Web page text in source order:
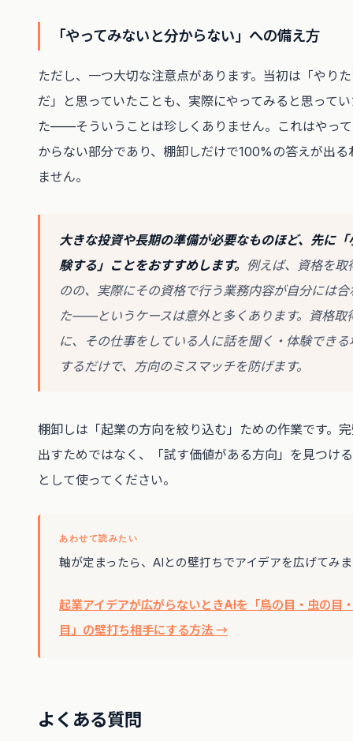
「やってみないと分からない」への備え方
ただし、一つ大切な注意点があります。当初は「やり
だ」と思っていたことも、実際にやってみると思って
た——そういうことは珍しくありません。これはやっ
からない部分であり、棚卸しだけで100%の答えが出る
ません。
大きな投資や長期の準備が必要なものほど、先に「
験する」ことをおすすめします。 例えば、資格を取
のの、実際にその資格で行う業務内容が自分には合
た——というケースは意外と多くあります。資格取
に、その仕事をしている人に話を聞く・体験できる
するだけで、方向のミスマッチを防げます。
棚卸しは「起業の方向を絞り込む」ための作業です。
出すためではなく、「試す価値がある方向」を見つけ
として使ってください。
あわせて読みたい
軸が定まったら、AIとの壁打ちでアイデアを広げてみ
起業アイデアが広がらないとき――AIを「鳥の目・虫の目
目」の壁打ち相手にする方法 →
よくある質問